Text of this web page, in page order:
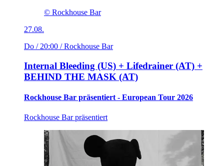
© Rockhouse Bar
27.08.
Do / 20:00 / Rockhouse Bar
Internal Bleeding (US) + Lifedrainer (AT) +
BEHIND THE MASK (AT)
Rockhouse Bar präsentiert - European Tour 2026
Rockhouse Bar präsentiert